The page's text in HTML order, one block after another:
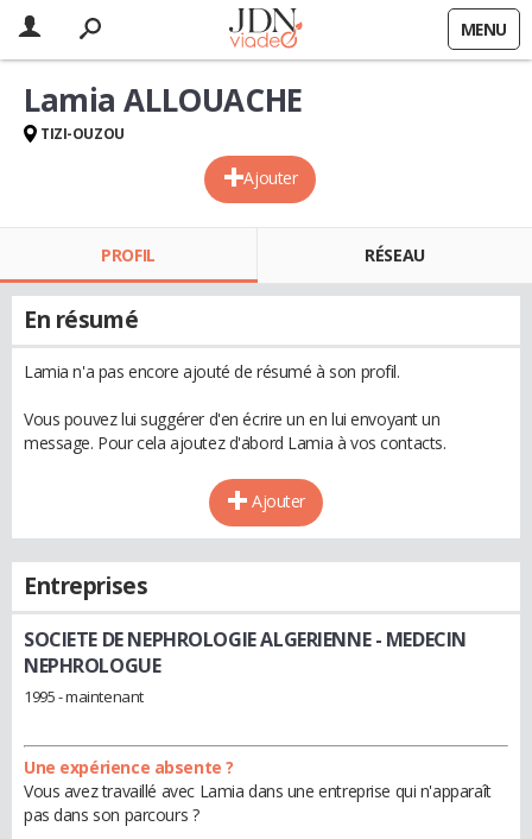
MENU
Ajouter
Lamia ALLOUACHE
TIZI-OUZOU
PROFIL RÉSEAU
En résumé
Lamia n'a pas encore ajouté de résumé à son profil.
Vous pouvez lui suggérer d'en écrire un en lui envoyant un
message. Pour cela ajoutez d'abord Lamia à vos contacts.
Ajouter
Entreprises
SOCIETE DE NEPHROLOGIE ALGERIENNE- MEDECIN
NEPHROLOGUE
1995 - maintenant
Une expérience absente ?
Vous avez travaillé avec Lamia dans une entreprise qui n'apparaît
pas dans son parcours ?